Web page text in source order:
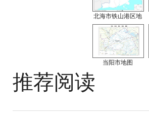
北海市铁山港区地
当阳市地图
推荐阅读